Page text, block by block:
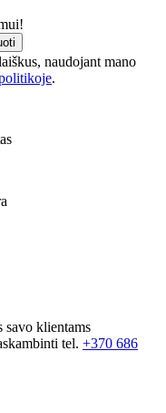
naudojant mano
.
savo klientams
tel. +370 686